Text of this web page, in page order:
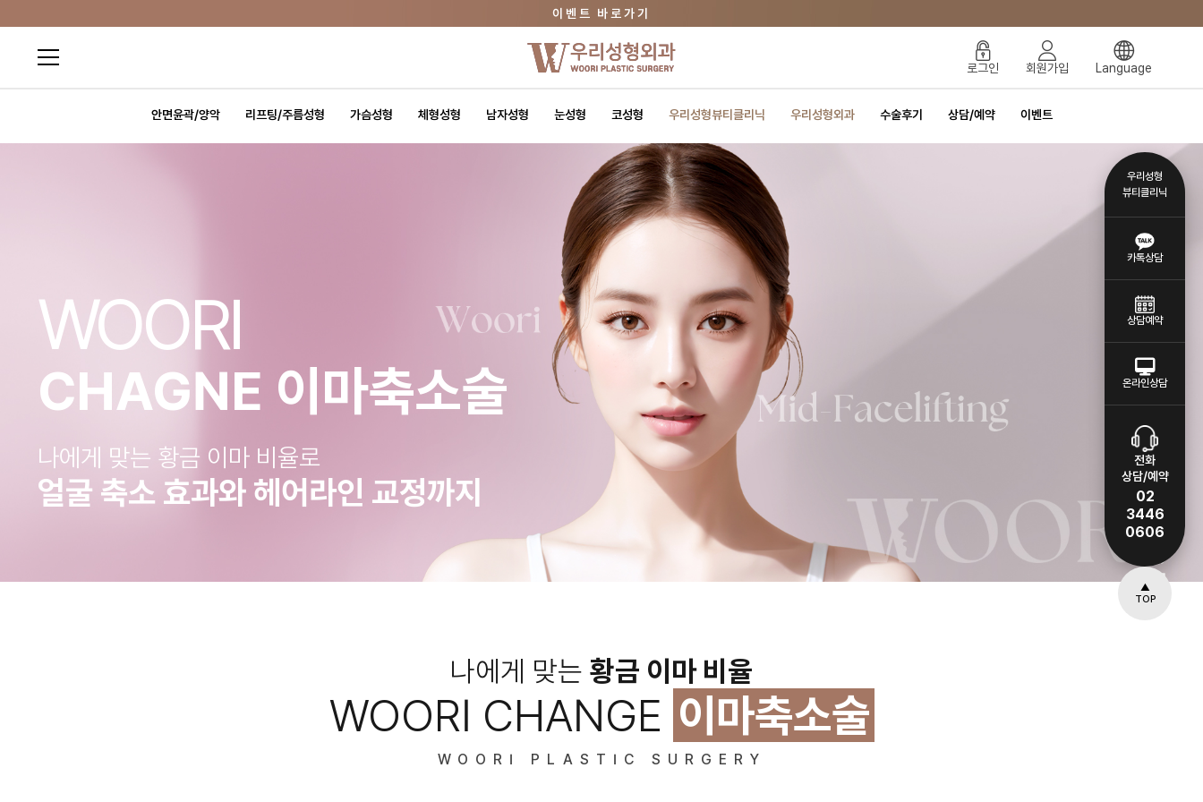
우리성형 뷰티클리닉 바로가기
상담문의 02.3446.0606
이벤트 바로가기
로그인 회원가입 Language
안면윤곽/양악 리프팅/주름성형 가슴성형 체형성형 남자성형 눈성형 코성형 우리성형뷰티클리닉 우리성형외과 수술후기 상담/예약 이벤트
우리성형
뷰티클리닉
카톡상담
상담예약
온라인상담
전화
상담/예약
02
3446
0606
▲
TOP
WOORI
CHAGNE 이마축소술
나에게 맞는 황금 이마 비율로
얼굴 축소 효과와 헤어라인 교정까지
나에게 맞는 황금 이마 비율
WOORI CHANGE 이마축소술
WOORI PLASTIC SURGERY